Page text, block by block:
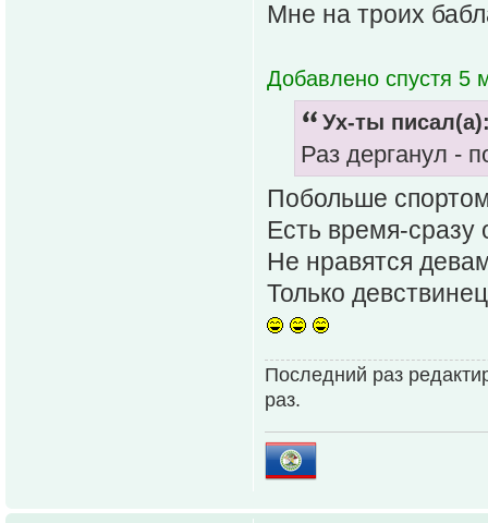
Мне на троих
Добавлено спустя 5
Ух-ты
Раз дерганул -
Побольше
Есть время-сразу
Не нравятся
Только
Последний раз
раз.